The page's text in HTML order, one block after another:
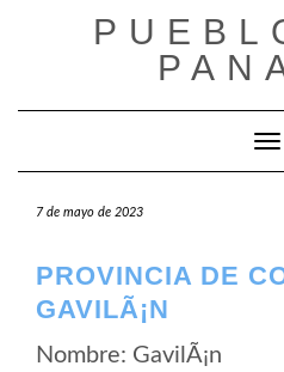
7 de mayo de 2023
PROVINCIA DE
GAVILÃ¡N
Nombre: GavilÃ¡n